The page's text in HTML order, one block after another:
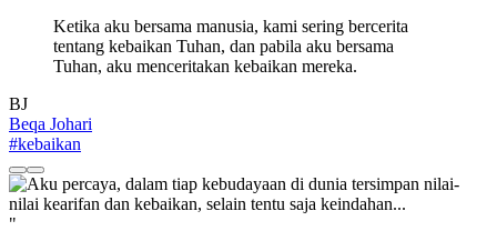
Ketika aku bersama manusia, kami sering bercerita
tentang kebaikan Tuhan, dan pabila aku bersama
Tuhan, aku menceritakan kebaikan mereka.
BJ
Beqa Johari
#kebaikan
"